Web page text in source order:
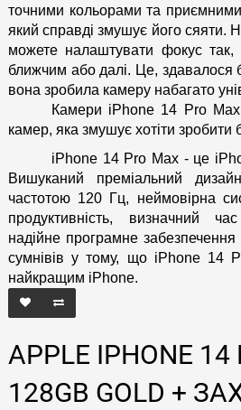
точними кольорами та
який справді змушує його сяяти.
можете налаштувати фокус
ближчим або далі. Це, здавалося
вона зробила камеру набагато
Камери iPhone 14 Pro
камер, яка змушує хотіти зробити
iPhone 14 Pro Max - це
Вишуканий преміальний
частотою 120 Гц, неймовірна
продуктивність, визначний
надійне програмне
сумнівів у тому, що iPhone 14
найкращим iPhone.
APPLE IPHONE 14
128GB GOLD +